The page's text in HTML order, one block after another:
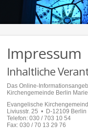
Impressum
Inhaltliche
Das Online-
Kirchengemeinde Berlin
Evangelische
Liviusstr. 25 • D-12109 Berlin
Telefon: 030 / 703 10 54
Fax: 030 / 70 13 29 76